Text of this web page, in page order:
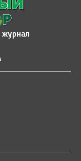
журнал